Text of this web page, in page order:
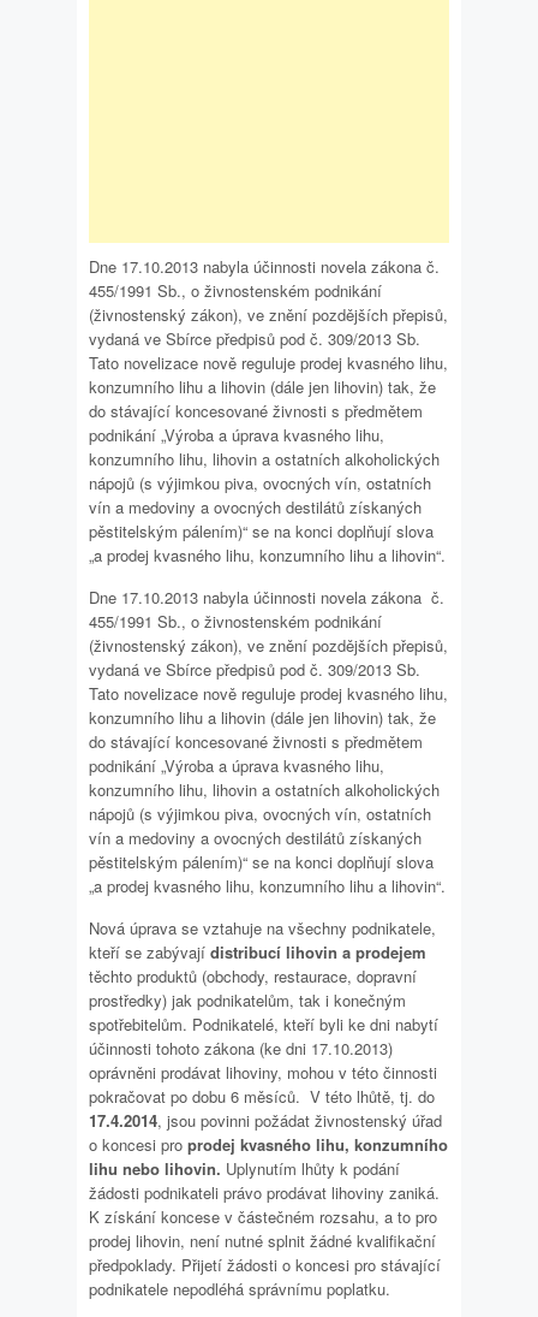
Dne 17.10.2013 nabyla účinnosti novela zákona č.
455/1991 Sb., o živnostenském podnikání
(živnostenský zákon), ve znění pozdějších přepisů,
vydaná ve Sbírce předpisů pod č. 309/2013 Sb.
Tato novelizace nově reguluje prodej kvasného lihu,
konzumního lihu a lihovin (dále jen lihovin) tak, že
do stávající koncesované živnosti s předmětem
podnikání „Výroba a úprava kvasného lihu,
konzumního lihu, lihovin a ostatních alkoholických
nápojů (s výjimkou piva, ovocných vín, ostatních
vín a medoviny a ovocných destilátů získaných
pěstitelským pálením)“ se na konci doplňují slova
„a prodej kvasného lihu, konzumního lihu a lihovin“.
Dne 17.10.2013 nabyla účinnosti novela zákona č.
455/1991 Sb., o živnostenském podnikání
(živnostenský zákon), ve znění pozdějších přepisů,
vydaná ve Sbírce předpisů pod č. 309/2013 Sb.
Tato novelizace nově reguluje prodej kvasného lihu,
konzumního lihu a lihovin (dále jen lihovin) tak, že
do stávající koncesované živnosti s předmětem
podnikání „Výroba a úprava kvasného lihu,
konzumního lihu, lihovin a ostatních alkoholických
nápojů (s výjimkou piva, ovocných vín, ostatních
vín a medoviny a ovocných destilátů získaných
pěstitelským pálením)“ se na konci doplňují slova
„a prodej kvasného lihu, konzumního lihu a lihovin“.
Nová úprava se vztahuje na všechny podnikatele,
kteří se zabývají distribucí lihovin a prodejem
těchto produktů (obchody, restaurace, dopravní
prostředky) jak podnikatelům, tak i konečným
spotřebitelům. Podnikatelé, kteří byli ke dni nabytí
účinnosti tohoto zákona (ke dni 17.10.2013)
oprávněni prodávat lihoviny, mohou v této činnosti
pokračovat po dobu 6 měsíců. V této lhůtě, tj. do
17.4.2014, jsou povinni požádat živnostenský úřad
o koncesi pro prodej kvasného lihu, konzumního
lihu nebo lihovin. Uplynutím lhůty k podání
žádosti podnikateli právo prodávat lihoviny zaniká.
K získání koncese v částečném rozsahu, a to pro
prodej lihovin, není nutné splnit žádné kvalifikační
předpoklady. Přijetí žádosti o koncesi pro stávající
podnikatele nepodléhá správnímu poplatku.